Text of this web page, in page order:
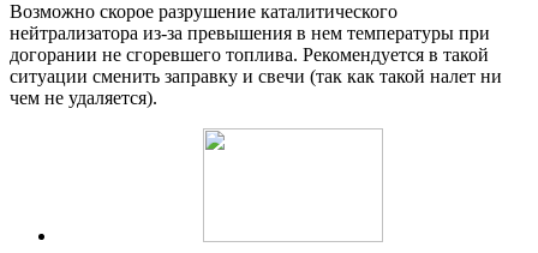
Возможно скорое разрушение каталитического
нейтрализатора из-за превышения в нем температуры при
догорании не сгоревшего топлива. Рекомендуется в такой
ситуации сменить заправку и свечи (так как такой налет ни
чем не удаляется).